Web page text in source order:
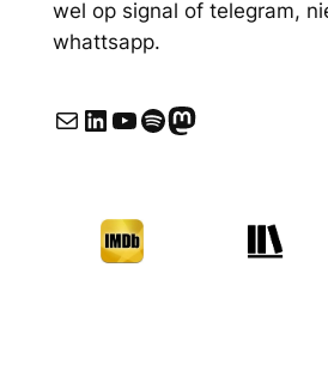
wel op signal of telegram,
whattsapp.
E-mail LinkedIn YouTube Spotify Mastodon